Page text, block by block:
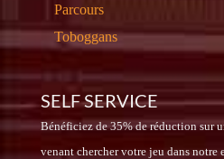
Parcours
Toboggans
SELF SERVICE
Bénéficiez de 35% de réduction sur
venant chercher votre jeu dans notre